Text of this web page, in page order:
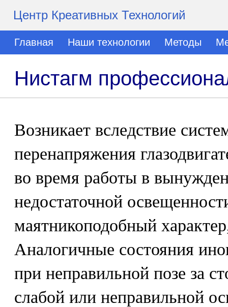
Центр Креативных Технологий
Главная Наши технологии Методы
Нистагм
Возникает вследствие
перенапряжения
во время работы в
недостаточной
маятникоподобный
Аналогичные состояния
при неправильной позе за
слабой или неправильной